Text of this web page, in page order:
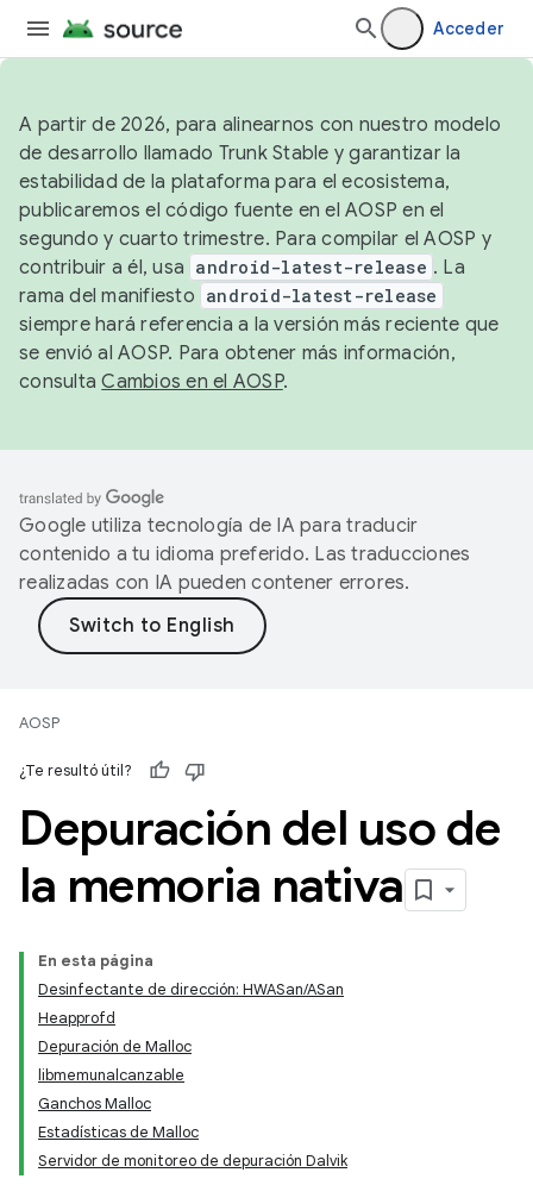
Acceder
A partir de 2026, para alinearnos con nuestro modelo
de desarrollo llamado Trunk Stable y garantizar la
estabilidad de la plataforma para el ecosistema,
publicaremos el código fuente en el AOSP en el
segundo y cuarto trimestre. Para compilar el AOSP y
contribuir a él, usa android-latest-release . La
rama del manifiesto android-latest-release
siempre hará referencia a la versión más reciente que
se envió al AOSP. Para obtener más información,
consultaCambios en el AOSP.
Google utiliza tecnología de IA para traducir
contenido a tu idioma preferido. Las traducciones
realizadas con IA pueden contener errores.
AOSP
¿Te resultó útil?
Depuración del uso de
la memoria nativa
En esta página
Desinfectante de dirección: HWASan/ASan
Heapprofd
Depuración de Malloc
libmemunalcanzable
Ganchos Malloc
Estadísticas de Malloc
Servidor de monitoreo de depuración Dalvik